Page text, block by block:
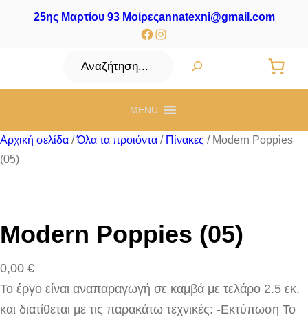
25ης Μαρτίου 93 Μοίρεςannatexni@gmail.com
Facebook
Instagram
Αναζήτηση
MENU
Αρχική σελίδα /Όλα τα προιόντα / Πίνακες / Modern Poppies
(05)
Modern Poppies (05)
0,00 €
Το έργο είναι αναπαραγωγή σε καμβά με τελάρο 2.5 εκ.
και διατίθεται με τις παρακάτω τεχνικές: -Εκτύπωση Το